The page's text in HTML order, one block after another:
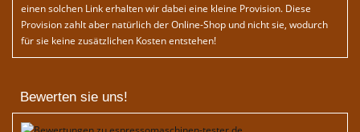
einen solchen Link erhalten wir dabei eine kleine Provision. Diese
Provision zahlt aber natürlich der Online-Shop und nicht sie, wodurch
für sie keine zusätzlichen Kosten entstehen!
Bewerten sie uns!